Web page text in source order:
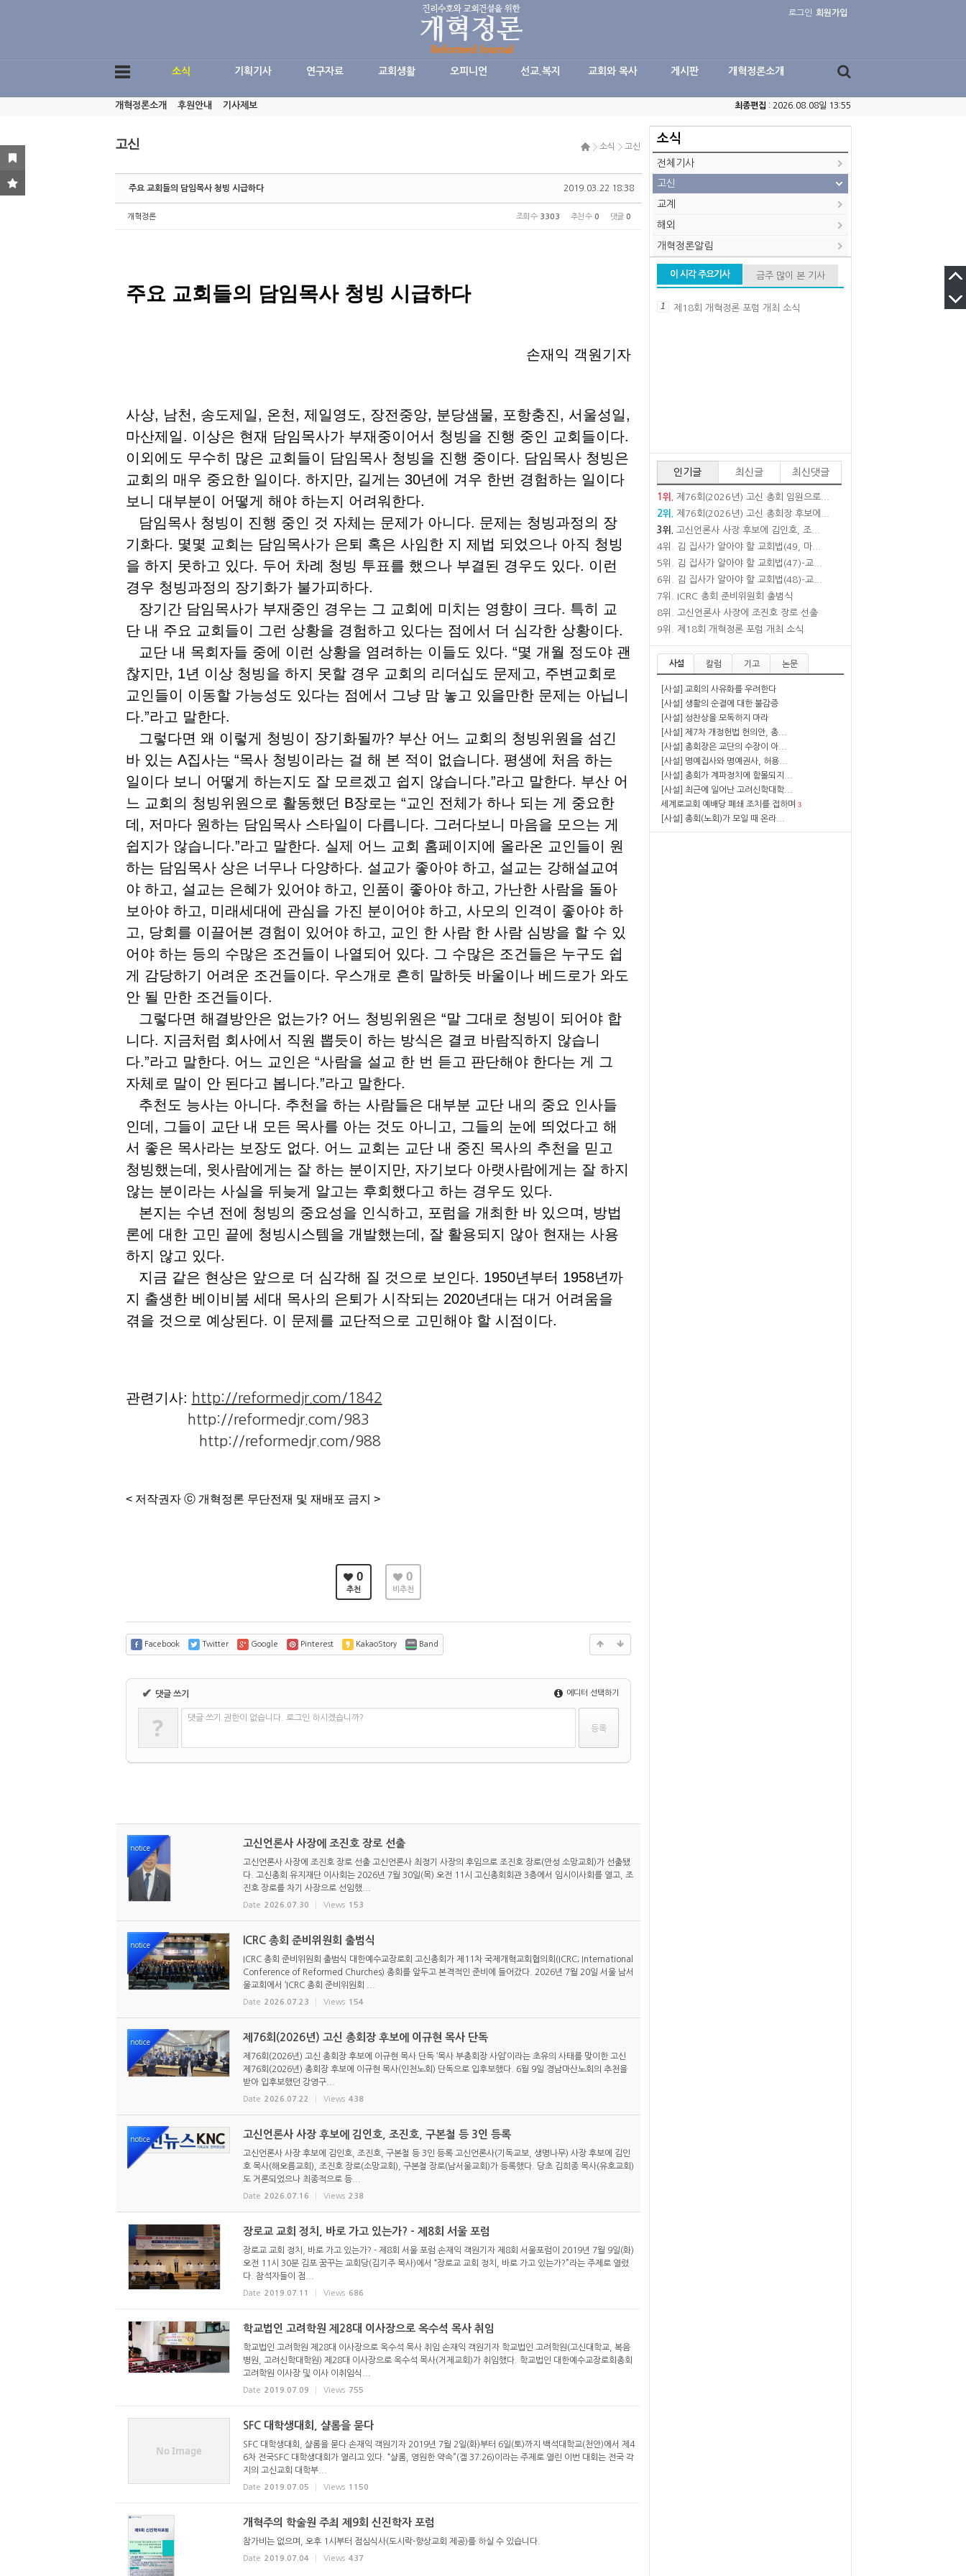
로그인 회원가입
소식 기획기사 연구자료 교회생활 오피니언 선교.복지 교회와 목사 게시판 개혁정론소개
개혁정론소개 후원안내 기사제보 최종편집 : 2026.08.08일 13:55
고신 소식 고신
2019.03.22 18:38
주요 교회들의 담임목사 청빙 시급하다
개혁정론 조회 수 3303 추천 수 0 댓글 0
주요 교회들의 담임목사 청빙 시급하다
손재익 객원기자
사상, 남천, 송도제일, 온천, 제일영도, 장전중앙, 분당샘물, 포항충진, 서울성일,
마산제일. 이상은 현재 담임목사가 부재중이어서 청빙을 진행 중인 교회들이다.
이외에도 무수히 많은 교회들이 담임목사 청빙을 진행 중이다. 담임목사 청빙은
교회의 매우 중요한 일이다. 하지만, 길게는 30년에 겨우 한번 경험하는 일이다
보니 대부분이 어떻게 해야 하는지 어려워한다.
담임목사 청빙이 진행 중인 것 자체는 문제가 아니다. 문제는 청빙과정의 장
기화다. 몇몇 교회는 담임목사가 은퇴 혹은 사임한 지 제법 되었으나 아직 청빙
을 하지 못하고 있다. 두어 차례 청빙 투표를 했으나 부결된 경우도 있다. 이런
경우 청빙과정의 장기화가 불가피하다.
장기간 담임목사가 부재중인 경우는 그 교회에 미치는 영향이 크다. 특히 교
단 내 주요 교회들이 그런 상황을 경험하고 있다는 점에서 더 심각한 상황이다.
교단 내 목회자들 중에 이런 상황을 염려하는 이들도 있다. “몇 개월 정도야 괜
찮지만, 1년 이상 청빙을 하지 못할 경우 교회의 리더십도 문제고, 주변교회로
교인들이 이동할 가능성도 있다는 점에서 그냥 맘 놓고 있을만한 문제는 아닙니
다.”라고 말한다.
그렇다면 왜 이렇게 청빙이 장기화될까? 부산 어느 교회의 청빙위원을 섬긴
바 있는 A집사는 “목사 청빙이라는 걸 해 본 적이 없습니다. 평생에 처음 하는
일이다 보니 어떻게 하는지도 잘 모르겠고 쉽지 않습니다.”라고 말한다. 부산 어
느 교회의 청빙위원으로 활동했던 B장로는 “교인 전체가 하나 되는 게 중요한
데, 저마다 원하는 담임목사 스타일이 다릅니다. 그러다보니 마음을 모으는 게
쉽지가 않습니다.”라고 말한다. 실제 어느 교회 홈페이지에 올라온 교인들이 원
하는 담임목사 상은 너무나 다양하다. 설교가 좋아야 하고, 설교는 강해설교여
야 하고, 설교는 은혜가 있어야 하고, 인품이 좋아야 하고, 가난한 사람을 돌아
보아야 하고, 미래세대에 관심을 가진 분이어야 하고, 사모의 인격이 좋아야 하
고, 당회를 이끌어본 경험이 있어야 하고, 교인 한 사람 한 사람 심방을 할 수 있
어야 하는 등의 수많은 조건들이 나열되어 있다. 그 수많은 조건들은 누구도 쉽
게 감당하기 어려운 조건들이다. 우스개로 흔히 말하듯 바울이나 베드로가 와도
안 될 만한 조건들이다.
그렇다면 해결방안은 없는가? 어느 청빙위원은 “말 그대로 청빙이 되어야 합
니다. 지금처럼 회사에서 직원 뽑듯이 하는 방식은 결코 바람직하지 않습니
다.”라고 말한다. 어느 교인은 “사람을 설교 한 번 듣고 판단해야 한다는 게 그
자체로 말이 안 된다고 봅니다.”라고 말한다.
추천도 능사는 아니다. 추천을 하는 사람들은 대부분 교단 내의 중요 인사들
인데, 그들이 교단 내 모든 목사를 아는 것도 아니고, 그들의 눈에 띄었다고 해
서 좋은 목사라는 보장도 없다. 어느 교회는 교단 내 중진 목사의 추천을 믿고
청빙했는데, 윗사람에게는 잘 하는 분이지만, 자기보다 아랫사람에게는 잘 하지
않는 분이라는 사실을 뒤늦게 알고는 후회했다고 하는 경우도 있다.
본지는 수년 전에 청빙의 중요성을 인식하고, 포럼을 개최한 바 있으며, 방법
론에 대한 고민 끝에 청빙시스템을 개발했는데, 잘 활용되지 않아 현재는 사용
하지 않고 있다.
지금 같은 현상은 앞으로 더 심각해 질 것으로 보인다. 1950년부터 1958년까
지 출생한 베이비붐 세대 목사의 은퇴가 시작되는 2020년대는 대거 어려움을
겪을 것으로 예상된다. 이 문제를 교단적으로 고민해야 할 시점이다.
관련기사: http://reformedjr.com/1842
http://reformedjr.com/983
http://reformedjr.com/988
< 저작권자 ⓒ 개혁정론 무단전재 및 재배포 금지 >
0
추천
0
비추천
Facebook Twitter Google Pinterest KakaoStory Band
✔ 댓글 쓰기 에디터 선택하기
? 댓글 쓰기 권한이 없습니다. 로그인 하시겠습니까?
notice 고신언론사 사장에 조진호 장로 선출
고신언론사 사장에 조진호 장로 선출 고신언론사 최정기 사장의 후임으로 조진호 장로(안성 소망교회)가 선출됐
다. 고신총회 유지재단 이사회는 2026년 7월 30일(목) 오전 11시 고신총회회관 3층에서 임시이사회를 열고, 조
진호 장로를 차기 사장으로 선임했...
Date 2026.07.30 Views 153
notice ICRC 총회 준비위원회 출범식
ICRC 총회 준비위원회 출범식 대한예수교장로회 고신총회가 제11차 국제개혁교회협의회(ICRC; International
Conference of Reformed Churches) 총회를 앞두고 본격적인 준비에 들어갔다. 2026년 7월 20일 서울 남서
울교회에서 ‘ICRC 총회 준비위원회 ...
Date 2026.07.23 Views 154
notice 제76회(2026년) 고신 총회장 후보에 이규현 목사 단독
제76회(2026년) 고신 총회장 후보에 이규현 목사 단독 ‘목사 부총회장 사임’이라는 초유의 사태를 맞이한 고신
제76회(2026년) 총회장 후보에 이규현 목사(인천노회) 단독으로 입후보했다. 6월 9일 경남마산노회의 추천을
받아 입후보했던 강영구...
Date 2026.07.22 Views 438
notice 고신언론사 사장 후보에 김인호, 조진호, 구본철 등 3인 등록
고신언론사 사장 후보에 김인호, 조진호, 구본철 등 3인 등록 고신언론사(기독교보, 생명나무) 사장 후보에 김인
호 목사(해오름교회), 조진호 장로(소망교회), 구본철 장로(남서울교회)가 등록했다. 당초 김희종 목사(유호교회)
도 거론되었으나 최종적으로 등...
Date 2026.07.16 Views 238
장로교 교회 정치, 바로 가고 있는가? - 제8회 서울 포럼
장로교 교회 정치, 바로 가고 있는가? - 제8회 서울 포럼 손재익 객원기자 제8회 서울포럼이 2019년 7월 9일(화)
오전 11시 30분 김포 꿈꾸는 교회당(김기주 목사)에서 “장로교 교회 정치, 바로 가고 있는가?”라는 주제로 열렸
다. 참석자들이 점...
Date 2019.07.11 Views 686
학교법인 고려학원 제28대 이사장으로 옥수석 목사 취임
학교법인 고려학원 제28대 이사장으로 옥수석 목사 취임 손재익 객원기자 학교법인 고려학원(고신대학교, 복음
병원, 고려신학대학원) 제28대 이사장으로 옥수석 목사(거제교회)가 취임했다. 학교법인 대한예수교장로회총회
고려학원 이사장 및 이사 이취임식...
Date 2019.07.09 Views 755
No Image
SFC 대학생대회, 샬롬을 묻다
SFC 대학생대회, 샬롬을 묻다 손재익 객원기자 2019년 7월 2일(화)부터 6일(토)까지 백석대학교(천안)에서 제4
6차 전국SFC 대학생대회가 열리고 있다. “샬롬, 영원한 약속”(겔 37:26)이라는 주제로 열린 이번 대회는 전국 각
지의 고신교회 대학부...
Date 2019.07.05 Views 1150
개혁주의 학술원 주최 제9회 신진학자 포럼
참가비는 없으며, 오후 1시부터 점심식사(도시락-향상교회 제공)를 하실 수 있습니다.
Date 2019.07.04 Views 437
소식
전체기사
고신
교계
해외
개혁정론알림
이 시각 주요기사 금주 많이 본 기사
1 제18회 개혁정론 포럼 개최 소식
인기글 최신글 최신댓글
1위.
제76회(2026년) 고신 총회 임원으로...
2위.
제76회(2026년) 고신 총회장 후보에...
3위.
고신언론사 사장 후보에 김인호, 조...
4위.
김 집사가 알아야 할 교회법(49, 마...
5위.
김 집사가 알아야 할 교회법(47)-교...
6위.
김 집사가 알아야 할 교회법(48)-교...
7위.
ICRC 총회 준비위원회 출범식
8위.
고신언론사 사장에 조진호 장로 선출
9위.
제18회 개혁정론 포럼 개최 소식
사설 칼럼 기고 논문
[사설] 교회의 사유화를 우려한다
[사설] 생활의 순결에 대한 불감증
[사설] 성찬상을 모독하지 마라
[사설] 제7차 개정헌법 헌의안, 총...
[사설] 총회장은 교단의 수장이 아...
[사설] 명예집사와 명예권사, 허용...
[사설] 총회가 계파정치에 함몰되지...
[사설] 최근에 일어난 고려신학대학...
세계로교회 예배당 폐쇄 조치를 접하며 3
[사설] 총회(노회)가 모일 때 온라...
Sketchbook5, 스케치북5
Sketchbook5, 스케치북5